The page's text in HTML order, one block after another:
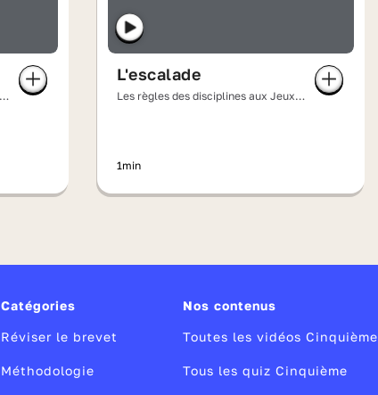
L'escalade
Les règles des disciplines aux Jeux
1min
Catégories
Réviser le brevet
Méthodologie
Nos contenus
Toutes les vidéos Cinquième
Tous les quiz Cinquième